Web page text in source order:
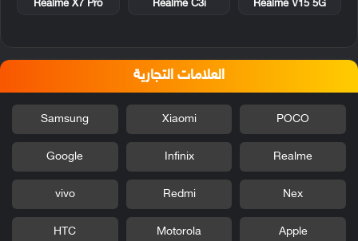
Realme V15 5G
Realme C3i
Realme X7 Pro
العلامات التجارية
POCO
Xiaomi
Samsung
Realme
Infinix
Google
Nex
Redmi
vivo
Apple
Motorola
HTC